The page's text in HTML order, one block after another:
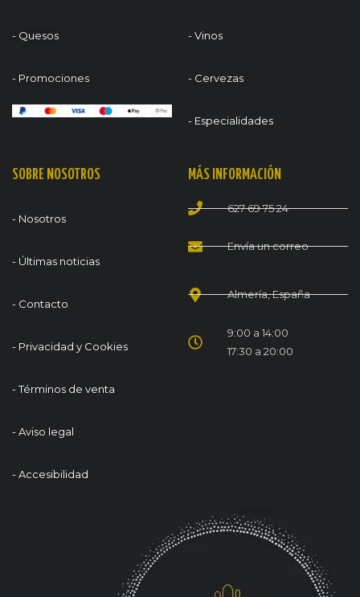
- Quesos
- Promociones
- Vinos
- Cervezas
- Especialidades
SOBRE NOSOTROS
- Nosotros
- Últimas noticias
- Contacto
- Privacidad y Cookies
- Términos de venta
- Aviso legal
- Accesibilidad
MÁS INFORMACIÓN
627 69 75 24
Envía un correo
Almería, España
9:00 a 14:00
17:30 a 20:00